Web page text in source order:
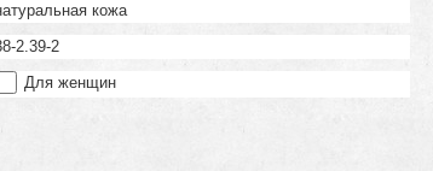
кожа
2.39-2
Для женщин